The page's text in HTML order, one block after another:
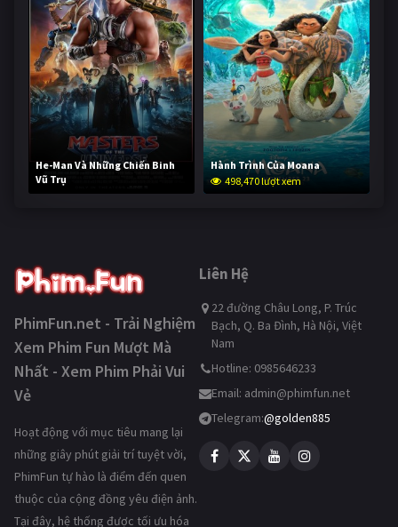
He-Man Và Những Chiến Binh
Vũ Trụ
247,933 lượt xem
Hành Trình Của Moana
498,470 lượt xem
PhimFun.net - Trải Nghiệm
Xem Phim Fun Mượt Mà
Nhất - Xem Phim Phải Vui
Vẻ
Hoạt động với mục tiêu mang lại
những giây phút giải trí tuyệt vời,
PhimFun tự hào là điểm đến quen
thuộc của cộng đồng yêu điện ảnh.
Tại đây, hệ thống được tối ưu hóa
Liên Hệ
22 đường Châu Long, P. Trúc
Bạch, Q. Ba Đình, Hà Nội, Việt
Nam
Hotline: 0985646233
Email: admin@phimfun.net
Telegram:@golden885